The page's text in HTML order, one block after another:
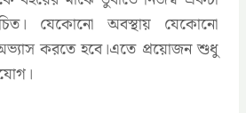
যেকোনো অবস্থায় যেকোনো
করতে হবে।এতে প্রয়োজন শুধু